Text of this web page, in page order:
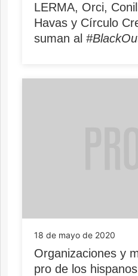
LERMA, Orci,
Havas y Círculo
suman al
18 de mayo de 2020
Organizaciones y
pro de los hispanos